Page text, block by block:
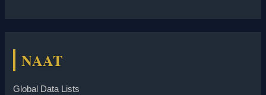
NAAT
Global Data Lists